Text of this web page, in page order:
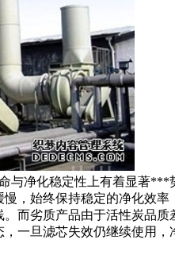
与净化稳定性上有着显著
，始终保持稳定的净化效
而劣质产品由于活性炭品
一旦滤芯失效仍继续使用